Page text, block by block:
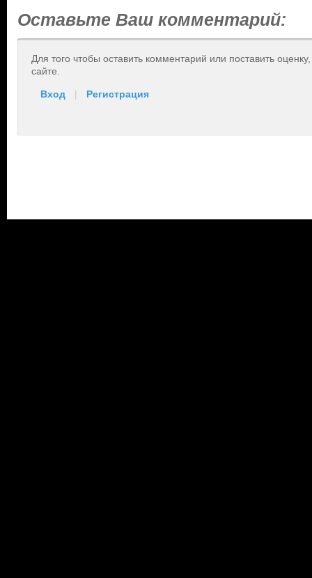
Оставьте Ваш комментарий:
Для того чтобы оставить комментарий или поставить
сайте.
Вход | Регистрация